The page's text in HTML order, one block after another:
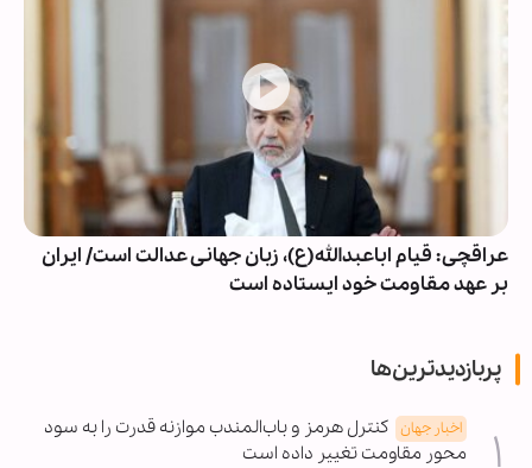
عراقچی: قیام اباعبدالله(ع)، زبان جهانی عدالت است/ ایران
بر عهد مقاومت خود ایستاده است
پربازدیدترین‌ها
اخبار جهان کنترل هرمز و باب‌المندب موازنه قدرت را به سود
محور مقاومت تغییر داده است